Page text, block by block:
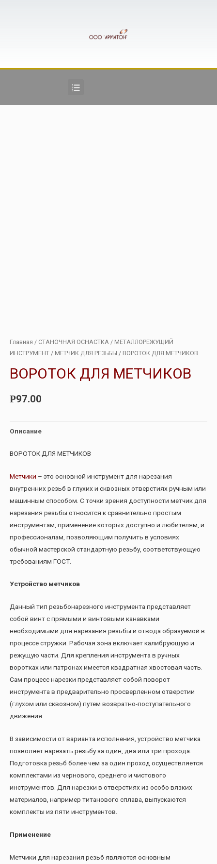
Главная / СТАНОЧНАЯ ОСНАСТКА / МЕТАЛЛОРЕЖУЩИЙ
ИНСТРУМЕНТ / МЕТЧИК ДЛЯ РЕЗЬБЫ / ВОРОТОК ДЛЯ МЕТЧИКОВ
ВОРОТОК ДЛЯ МЕТЧИКОВ
Р97.00
Описание
ВОРОТОК ДЛЯ МЕТЧИКОВ
Метчики – это основной инструмент для нарезания
внутренних резьб в глухих и сквозных отверстиях ручным или
машинным способом. С точки зрения доступности метчик для
нарезания резьбы относится к сравнительно простым
инструментам, применение которых доступно и любителям, и
профессионалам, позволяющим получить в условиях
обычной мастерской стандартную резьбу, соответствующую
требованиям ГОСТ.
Устройство метчиков
Данный тип резьбонарезного инструмента представляет
собой винт с прямыми и винтовыми канавками
необходимыми для нарезания резьбы и отвода образуемой в
процессе стружки. Рабочая зона включает калибрующую и
режущую части. Для крепления инструмента в ручных
воротках или патронах имеется квадратная хвостовая часть.
Сам процесс нарезки представляет собой поворот
инструмента в предварительно просверленном отверстии
(глухом или сквозном) путем возвратно-поступательного
движения.
В зависимости от варианта исполнения, устройство метчика
позволяет нарезать резьбу за один, два или три прохода.
Подготовка резьб более чем за один проход осуществляется
комплектами из чернового, среднего и чистового
инструментов. Для нарезки в отверстиях из особо вязких
материалов, например титанового сплава, выпускаются
комплекты из пяти инструментов.
Применение
Метчики для нарезания резьб являются основным